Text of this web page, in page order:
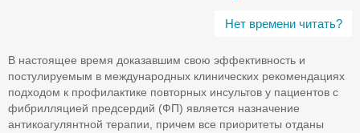
Нет времени читать?
В настоящее время доказавшим свою эффективность и
постулируемым в международных клинических рекомендациях
подходом к профилактике повторных инсультов у пациентов с
фибрилляцией предсердий (ФП) является назначение
антикоагулянтной терапии, причем все приоритеты отданы